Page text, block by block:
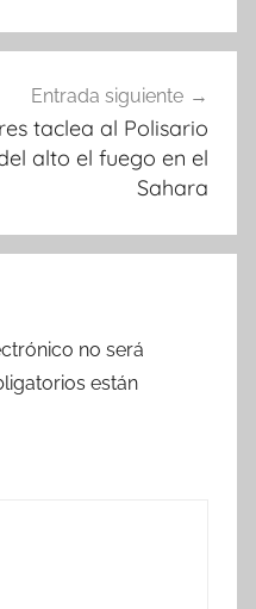
Entrada siguiente
taclea al Polisario
alto el fuego en el
Sahara
no será
están